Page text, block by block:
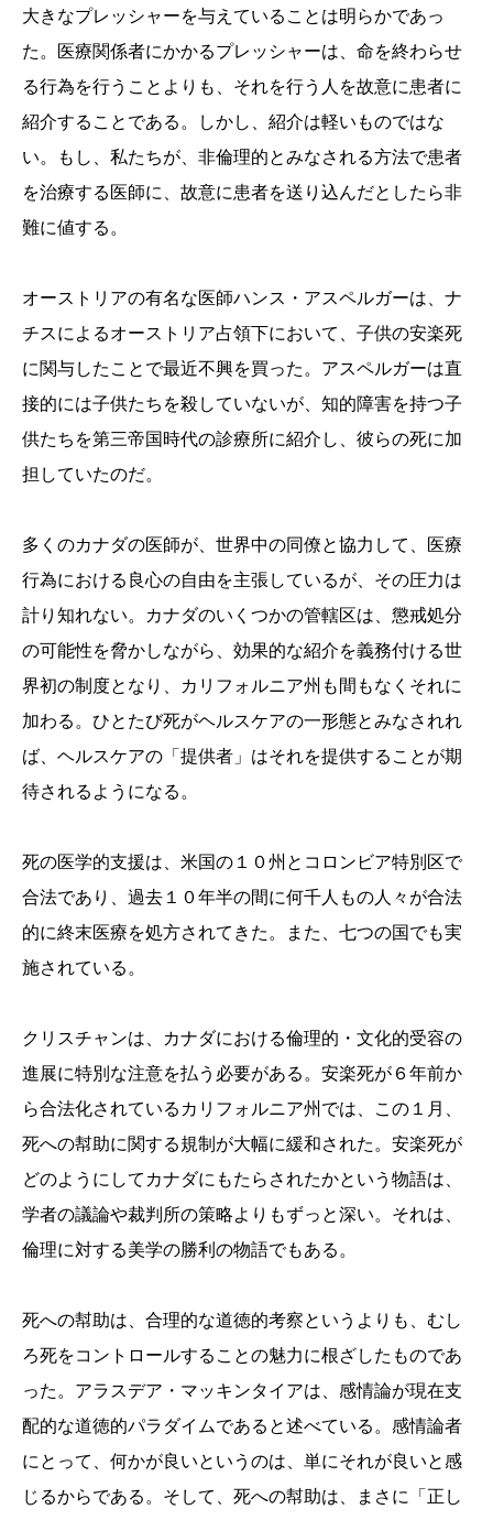
大きなプレッシャーを与えていることは明らかであっ
た。医療関係者にかかるプレッシャーは、命を終わらせ
る行為を行うことよりも、それを行う人を故意に患者に
紹介することである。しかし、紹介は軽いものではな
い。もし、私たちが、非倫理的とみなされる方法で患者
を治療する医師に、故意に患者を送り込んだとしたら非
難に値する。
オーストリアの有名な医師ハンス・アスペルガーは、ナ
チスによるオーストリア占領下において、子供の安楽死
に関与したことで最近不興を買った。アスペルガーは直
接的には子供たちを殺していないが、知的障害を持つ子
供たちを第三帝国時代の診療所に紹介し、彼らの死に加
担していたのだ。
多くのカナダの医師が、世界中の同僚と協力して、医療
行為における良心の自由を主張しているが、その圧力は
計り知れない。カナダのいくつかの管轄区は、懲戒処分
の可能性を脅かしながら、効果的な紹介を義務付ける世
界初の制度となり、カリフォルニア州も間もなくそれに
加わる。ひとたび死がヘルスケアの一形態とみなされれ
ば、ヘルスケアの「提供者」はそれを提供することが期
待されるようになる。
死の医学的支援は、米国の１０州とコロンビア特別区で
合法であり、過去１０年半の間に何千人もの人々が合法
的に終末医療を処方されてきた。また、七つの国でも実
施されている。
クリスチャンは、カナダにおける倫理的・文化的受容の
進展に特別な注意を払う必要がある。安楽死が６年前か
ら合法化されているカリフォルニア州では、この１月、
死への幇助に関する規制が大幅に緩和された。安楽死が
どのようにしてカナダにもたらされたかという物語は、
学者の議論や裁判所の策略よりもずっと深い。それは、
倫理に対する美学の勝利の物語でもある。
死への幇助は、合理的な道徳的考察というよりも、むし
ろ死をコントロールすることの魅力に根ざしたものであ
った。アラスデア・マッキンタイアは、感情論が現在支
配的な道徳的パラダイムであると述べている。感情論者
にとって、何かが良いというのは、単にそれが良いと感
じるからである。そして、死への幇助は、まさに「正し